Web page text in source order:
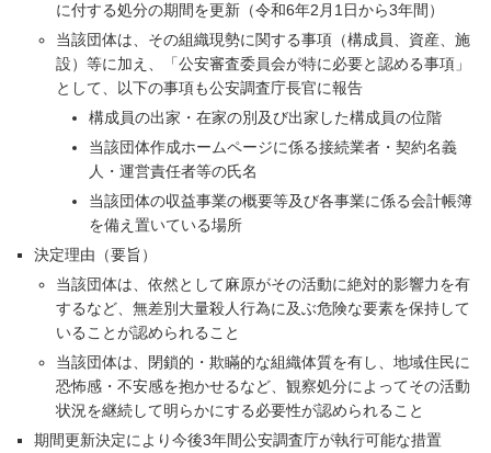
に付する処分の期間を更新（令和6年2月1日から3年間）
当該団体は、その組織現勢に関する事項（構成員、資産、施
設）等に加え、「公安審査委員会が特に必要と認める事項」
として、以下の事項も公安調査庁長官に報告
構成員の出家・在家の別及び出家した構成員の位階
当該団体作成ホームページに係る接続業者・契約名義
人・運営責任者等の氏名
当該団体の収益事業の概要等及び各事業に係る会計帳簿
を備え置いている場所
決定理由（要旨）
当該団体は、依然として麻原がその活動に絶対的影響力を有
するなど、無差別大量殺人行為に及ぶ危険な要素を保持して
いることが認められること
当該団体は、閉鎖的・欺瞞的な組織体質を有し、地域住民に
恐怖感・不安感を抱かせるなど、観察処分によってその活動
状況を継続して明らかにする必要性が認められること
期間更新決定により今後3年間公安調査庁が執行可能な措置